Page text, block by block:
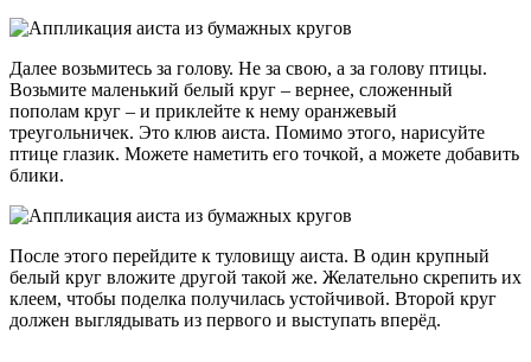
Далее возьмитесь за голову. Не за свою, а за голову птицы.
Возьмите маленький белый круг – вернее, сложенный
пополам круг – и приклейте к нему оранжевый
треугольничек. Это клюв аиста. Помимо этого, нарисуйте
птице глазик. Можете наметить его точкой, а можете добавить
блики.
После этого перейдите к туловищу аиста. В один крупный
белый круг вложите другой такой же. Желательно скрепить их
клеем, чтобы поделка получилась устойчивой. Второй круг
должен выглядывать из первого и выступать вперёд.